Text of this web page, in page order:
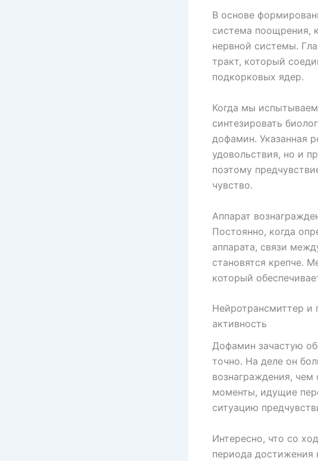
В основе
система поощрения,
нервной системы.
тракт, который
подкорковых ядер.
Когда мы
синтезировать
дофамин. Указанная
удовольствия, но и
поэтому
чувство.
Аппарат
Постоянно, когда
аппарата, связи
становятся крепче.
который
Нейротрансмиттер и
активность
Дофамин зачастую
точно. На деле он
вознаграждения,
моменты, идущие
ситуацию
Интересно, что со
периода достижения